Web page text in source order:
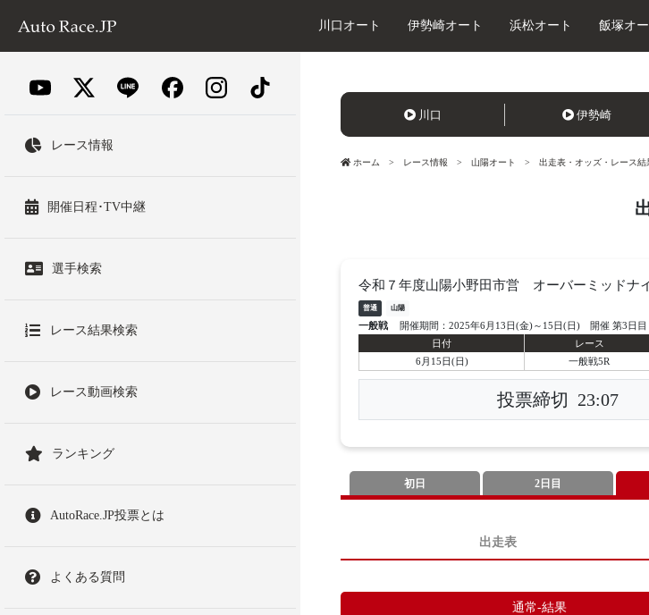
川口オート 伊勢崎オート 浜松オート 飯塚オー
レース情報
開催日程･TV中継
選手検索
レース結果検索
レース動画検索
ランキング
AutoRace.JP投票とは
よくある質問
川口 伊勢崎
ホーム レース情報 山陽オート 出走表・オッズ・レース結
令和７年度山陽小野田市営 オーバーミッドナ
普通 山陽
一般戦
開催期間：2025年6月13日(金)～15日(日) 開催 第3日目
日付
レース
6月15日(日)
一般戦5R
投票締切 23:07
初日 2日目
出走表
通常-結果